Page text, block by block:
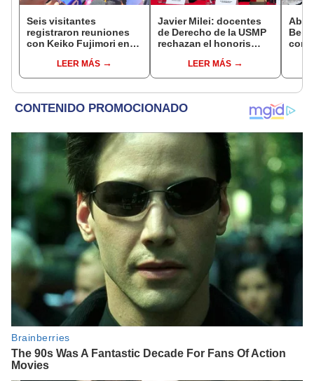
Seis visitantes
registraron reuniones
con Keiko Fujimori en
presidenta se
encontraba en Junín
LEER MÁS
Javier Milei: docentes
de Derecho de la USMP
rechazan el honoris
presidente de Argentina
LEER MÁS